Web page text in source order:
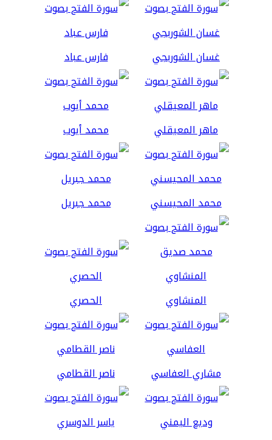
غسان الشوربجي فارس عباد
ماهر المعيقلي محمد أيوب
محمد المحيسني محمد جبريل
المنشاوي الحصري
مشاري العفاسي ناصر القطامي